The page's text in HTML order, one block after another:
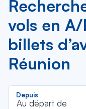
vols en
billets
Réunion
Depuis
Au départ de